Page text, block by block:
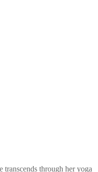
transcends through her yoga